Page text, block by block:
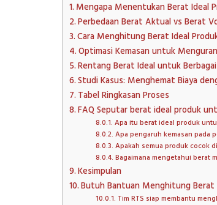
Mengapa Menentukan Berat Ideal
Perbedaan Berat Aktual vs Berat
Cara Menghitung Berat Ideal
Optimasi Kemasan untuk
Rentang Berat Ideal untuk
Studi Kasus: Menghemat Biaya
Tabel Ringkasan Proses
FAQ Seputar berat ideal produk
Apa itu berat ideal produk
Apa pengaruh kemasan pada
Apakah semua produk cocok
Bagaimana mengetahui berat
Kesimpulan
Butuh Bantuan Menghitung Berat
Tim RTS siap membantu